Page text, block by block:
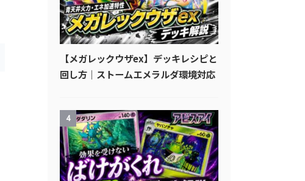
【メガレックウザex】デッキレシピと
回し方｜ストームエメラルダ環境対応
4